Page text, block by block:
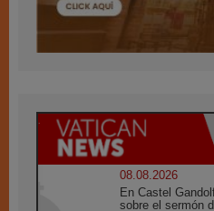
08.08.2026
En Castel
sobre el sermón